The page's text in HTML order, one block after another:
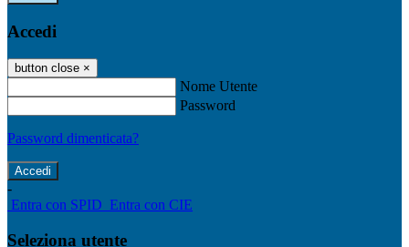
Accedi
button close ×
Nome Utente
Password
Password dimenticata?
-
Entra con SPID Entra con CIE
Seleziona utente